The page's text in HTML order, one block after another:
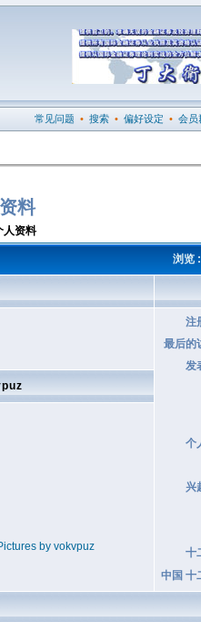
常见问题 • 搜索 • 偏好设定 • 会员
料
人资料
浏览
注
最后的
发
个
兴
十
中国 十
by vokvpuz